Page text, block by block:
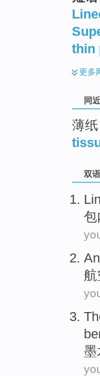
thin
更多
同
薄纸
双
包
航
墨